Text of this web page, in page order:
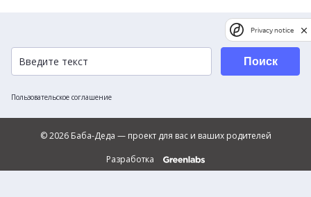
Пользовательское соглашение
Поиск
© 2026 Баба-Деда — проект для вас и ваших родителей
Разработка
Privacy notice